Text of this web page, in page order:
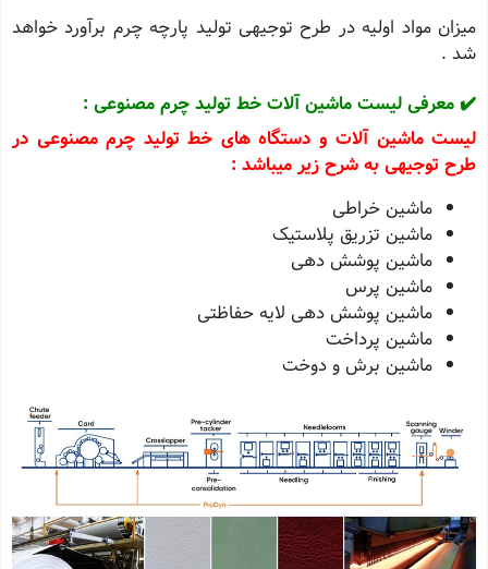
میزان مواد اولیه در طرح توجیهی تولید پارچه چرم برآورد خواهد
شد .
✔️ معرفی لیست ماشین آلات خط تولید چرم مصنوعی :
لیست ماشین آلات و دستگاه های خط تولید چرم مصنوعی در
طرح توجیهی به شرح زیر میباشد :
ماشین خراطی
ماشین تزریق پلاستیک
ماشین پوشش دهی
ماشین پرس
ماشین پوشش دهی لایه حفاظتی
ماشین پرداخت
ماشین برش و دوخت